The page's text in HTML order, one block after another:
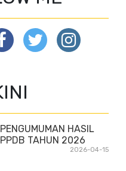
PENGUMUMAN HASIL
PPDB TAHUN 2026
2026-04-15